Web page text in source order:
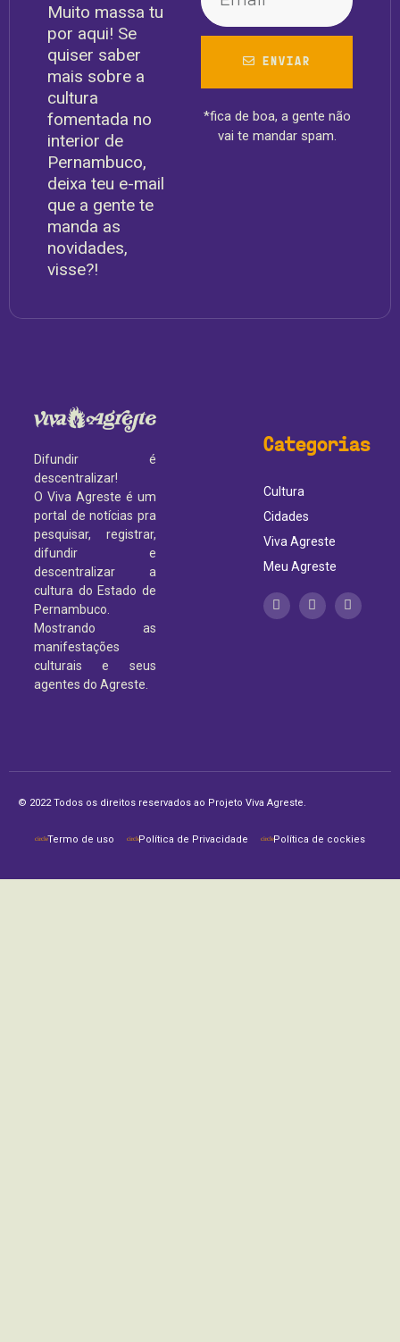
Muito massa tu
por aqui! Se
quiser saber
mais sobre a
cultura
fomentada no
interior de
Pernambuco,
deixa teu e-mail
que a gente te
manda as
novidades,
visse?!
ENVIAR
*fica de boa, a gente não
vai te mandar spam.
Difundir é
descentralizar!
O Viva Agreste é um
portal de notícias pra
pesquisar, registrar,
difundir e
descentralizar a
cultura do Estado de
Pernambuco.
Mostrando as
manifestações
culturais e seus
agentes do Agreste.
Categorias
Cultura
Cidades
Viva Agreste
Meu Agreste
© 2022 Todos os direitos reservados ao Projeto Viva Agreste.
Termo de uso Política de Privacidade Política de cockies